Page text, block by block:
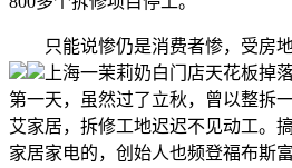
只能说惨仍是消费者惨，受房地
上海一茉莉奶白门店天花板掉
第一天，虽然过了立秋，曾以整拆
艾家居，拆修工地迟迟不见动工。
家居家电的，创始人也频登福布斯